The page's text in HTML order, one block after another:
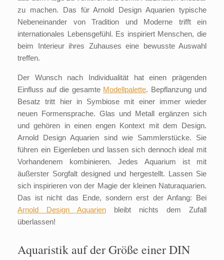
zu machen. Das für Arnold Design Aquarien typische
Nebeneinander von Tradition und Moderne trifft ein
internationales Lebensgefühl. Es inspiriert Menschen, die
beim Interieur ihres Zuhauses eine bewusste Auswahl
treffen.
Der Wunsch nach Individualität hat einen prägenden
Einfluss auf die gesamte Modellpalette. Bepflanzung und
Besatz tritt hier in Symbiose mit einer immer wieder
neuen Formensprache. Glas und Metall ergänzen sich
und gehören in einen engen Kontext mit dem Design.
Arnold Design Aquarien sind wie Sammlerstücke. Sie
führen ein Eigenleben und lassen sich dennoch ideal mit
Vorhandenem kombinieren. Jedes Aquarium ist mit
äußerster Sorgfalt designed und hergestellt. Lassen Sie
sich inspirieren von der Magie der kleinen Naturaquarien.
Das ist nicht das Ende, sondern erst der Anfang: Bei
Arnold Design Aquarien bleibt nichts dem Zufall
überlassen!
Aquaristik auf der Größe einer DIN